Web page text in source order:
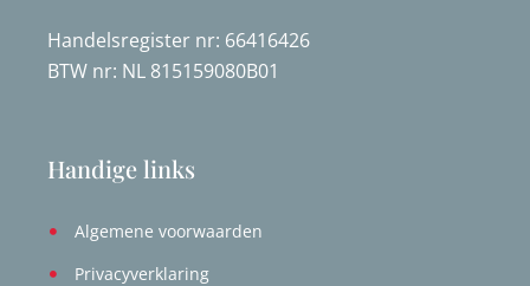
Handelsregister nr: 66416426
BTW nr: NL 815159080B01
Handige links
Algemene voorwaarden
Privacyverklaring